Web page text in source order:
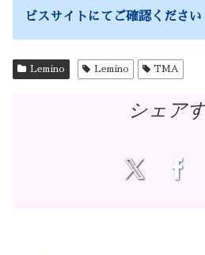
ビスサイトにてご確認ください
Lemino Lemino TMA
シェア